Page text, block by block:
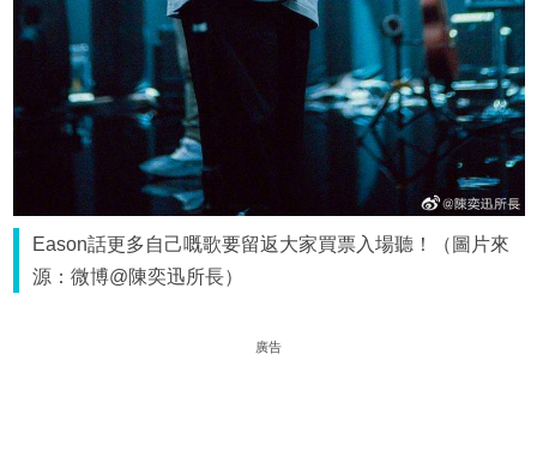
Eason話更多自己嘅歌要留返大家買票入場聽！（圖片來
源：微博@陳奕迅所長）
廣告